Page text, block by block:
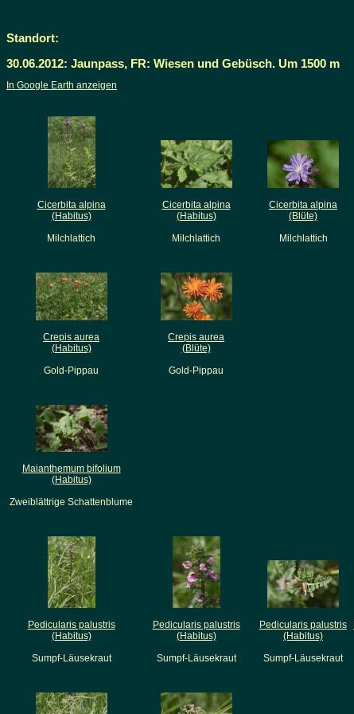
Standort:
30.06.2012: Jaunpass, FR: Wiesen und Gebüsch. Um 1500 m
In Google Earth anzeigen
Cicerbita alpina
(Habitus)
Milchlattich
Cicerbita alpina
(Habitus)
Milchlattich
Cicerbita alpina
(Blüte)
Milchlattich
Crepis aurea
(Habitus)
Gold-Pippau
Crepis aurea
(Blüte)
Gold-Pippau
Maianthemum bifolium
(Habitus)
Zweiblättrige Schattenblume
Pedicularis palustris
(Habitus)
Sumpf-Läusekraut
Pedicularis palustris
(Habitus)
Sumpf-Läusekraut
Pedicularis palustris
(Habitus)
Sumpf-Läusekraut